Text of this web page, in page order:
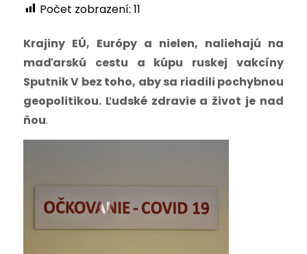
Počet zobrazení: 11
Krajiny EÚ, Európy a nielen, naliehajú na
maďarskú cestu a kúpu ruskej vakcíny
Sputnik V bez toho, aby sa riadili pochybnou
geopolitikou. Ľudské zdravie a život je nad
ňou.